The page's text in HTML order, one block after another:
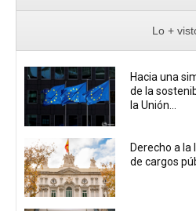
Lo +
Hacia una
de la
la Unión...
Derecho a
de cargos